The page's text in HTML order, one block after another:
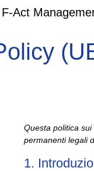
Questa politica
permanenti legali
1.